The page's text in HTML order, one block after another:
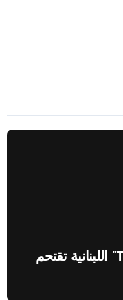
من بيروت إلى دبي…”Top Stop” اللبنانية تقتحم